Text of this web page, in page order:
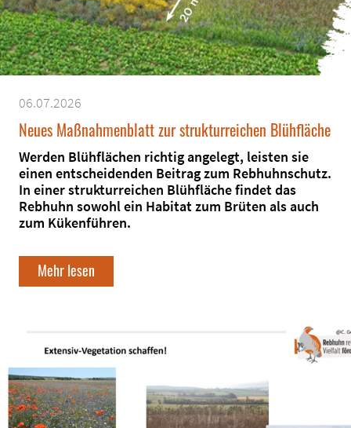
06.07.2026
Neues Maßnahmenblatt zur strukturreichen Blühfläche
Werden Blühflächen richtig angelegt, leisten sie
einen entscheidenden Beitrag zum Rebhuhnschutz.
In einer strukturreichen Blühfläche findet das
Rebhuhn sowohl ein Habitat zum Brüten als auch
zum Kükenführen.
Mehr lesen